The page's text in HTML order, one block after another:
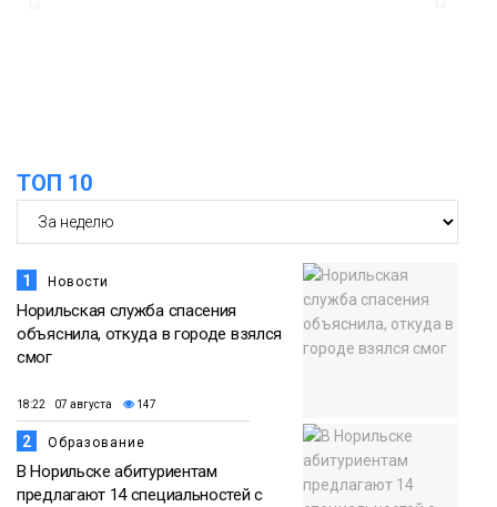
ТОП 10
1 Новости
Норильская служба спасения
объяснила, откуда в городе взялся
смог
18:22 07 августа 147
2 Образование
В Норильске абитуриентам
предлагают 14 специальностей с